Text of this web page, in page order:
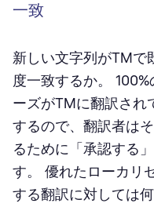
一致
新しい文字列がTMで
度一致するか。
ーズがTMに翻訳され
するので、翻訳者は
るために「承認する
す。 優れたローカリ
する翻訳に対しては